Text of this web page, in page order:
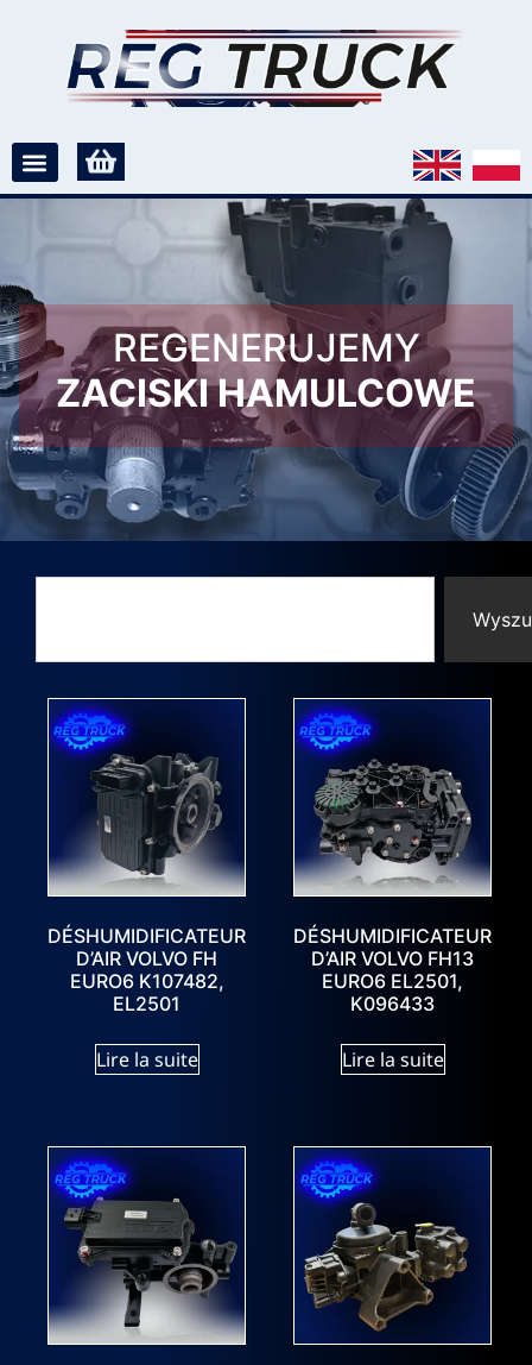
REGENERUJEMY
ZACISKI HAMULCOWE
DÉSHUMIDIFICATEUR
D’AIR VOLVO FH
EURO6 K107482,
EL2501
Lire la suite
DÉSHUMIDIFICATEUR
D’AIR VOLVO FH13
EURO6 EL2501,
K096433
Lire la suite